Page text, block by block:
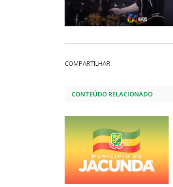
COMPARTILHAR:
CONTEÚDO RELACIONADO